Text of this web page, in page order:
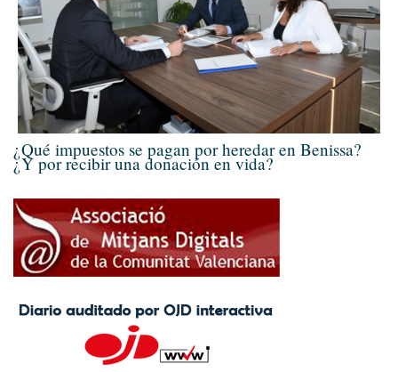
¿Qué impuestos se pagan por heredar en Benissa?
¿Y por recibir una donación en vida?